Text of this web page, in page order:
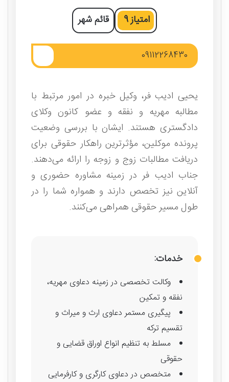
امتیاز9 قائم‌ شهر
09112268430
یحیی ادیب فر، وکیل خبره در امور مرتبط با
مطالبه مهریه و نفقه و عضو کانون وکلای
دادگستری هستند. ایشان با بررسی وضعیت
پرونده موکلین، مؤثرترین راهکار حقوقی برای
دریافت مطالبات زوج و زوجه را ارائه می‌دهند.
جناب ادیب فر در زمینه مشاوره حضوری و
آنلاین نیز تخصص دارند و همواره شما را در
طول مسیر حقوقی همراهی می‌کنند.
خدمات:
وکالت تخصصی در زمینه دعاوی مهریه،
نفقه و تمکین
پیگیری مستمر دعاوی ارث و میراث و
تقسیم ترکه
مسلط به تنظیم انواع اوراق قضایی و
حقوقی
متخصص در دعاوی کارگری و کارفرمایی